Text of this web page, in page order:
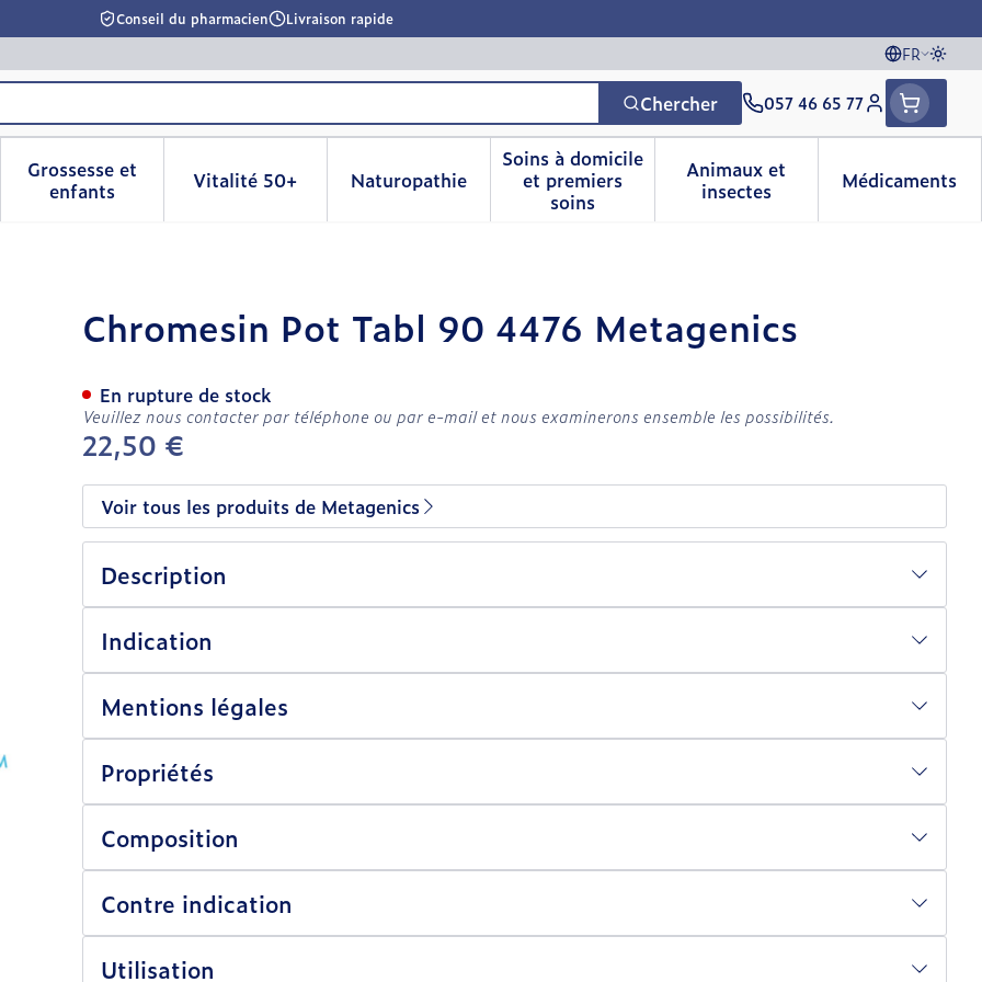
Conseil du pharmacien Livraison rapide
FR
Langues
Chercher 057 46 65 77
Menu client
Beauté, soins et hygiène
sous-menu pour la catégorie Régime, alimentation & vitamines
Grossesse et
enfantsAfficher le sous-menu pour la catégorie Grossesse et enfants
Vitalité 50+Afficher le sous-menu pour la catégorie Vitalité 50+
NaturopathieAfficher le sous-menu pour la catégorie Naturopathie
Soins à domicile
et premiers
soins
Afficher le sous-menu pour la catégorie Soins
Animaux et
insectes
Afficher le sous-menu pour
Médicaments
Afficher
Metagenics
Chromesin Pot Tabl 90 4476 Metagenics
22,50 €
En rupture de stock
Veuillez nous contacter par téléphone ou par e-mail et nous examinerons ensemble les possibilités.
Voir tous les produits de Metagenics
Description
Indication
Mentions légales
Propriétés
Composition
Contre indication
Utilisation